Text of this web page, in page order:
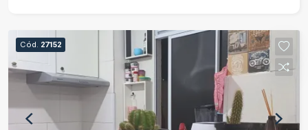
infraestrutura ao redor. Entre em contato para
mais informações e agende uma visita.
Cód. 27152